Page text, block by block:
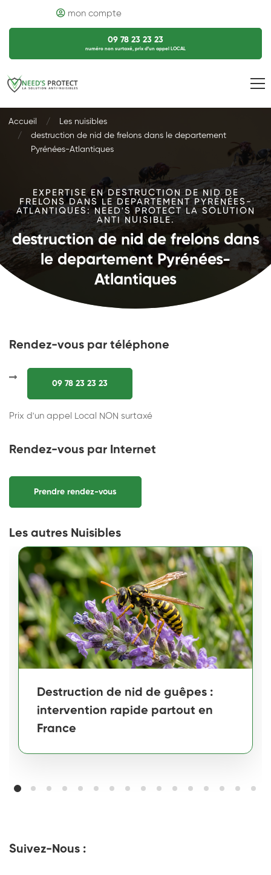
mon compte
09 78 23 23 23
numéro non surtaxé, prix d’un appel LOCAL
Accueil
Les nuisibles
destruction de nid de frelons dans le departement
Pyrénées-Atlantiques
EXPERTISE EN DESTRUCTION DE NID DE
FRELONS DANS LE DEPARTEMENT PYRÉNÉES-
ATLANTIQUES: NEED'S PROTECT LA SOLUTION
ANTI NUISIBLE.
destruction de nid de frelons dans
le departement Pyrénées-
Atlantiques
Rendez-vous par téléphone
09 78 23 23 23
Prix d'un appel Local NON surtaxé
Rendez-vous par Internet
Prendre rendez-vous
Les autres Nuisibles
Destruction de nid de guêpes :
intervention rapide partout en
France
Suivez-Nous :